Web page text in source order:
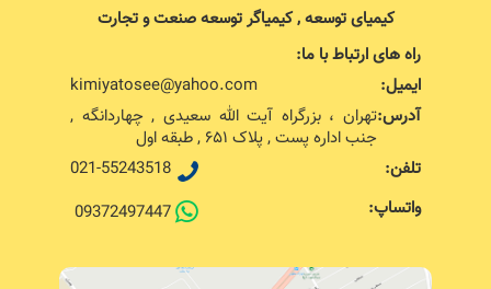
کیمیای توسعه , کیمیاگر توسعه صنعت و تجارت
راه های ارتباط با ما:
ایمیل:
kimiyatosee@yahoo.com
آدرس:تهران ، بزرگراه آیت الله سعیدی , چهاردانگه ,
جنب اداره پست , پلاک ۶۵۱ , طبقه اول
تلفن:
021-55243518
واتساپ:
09372497447